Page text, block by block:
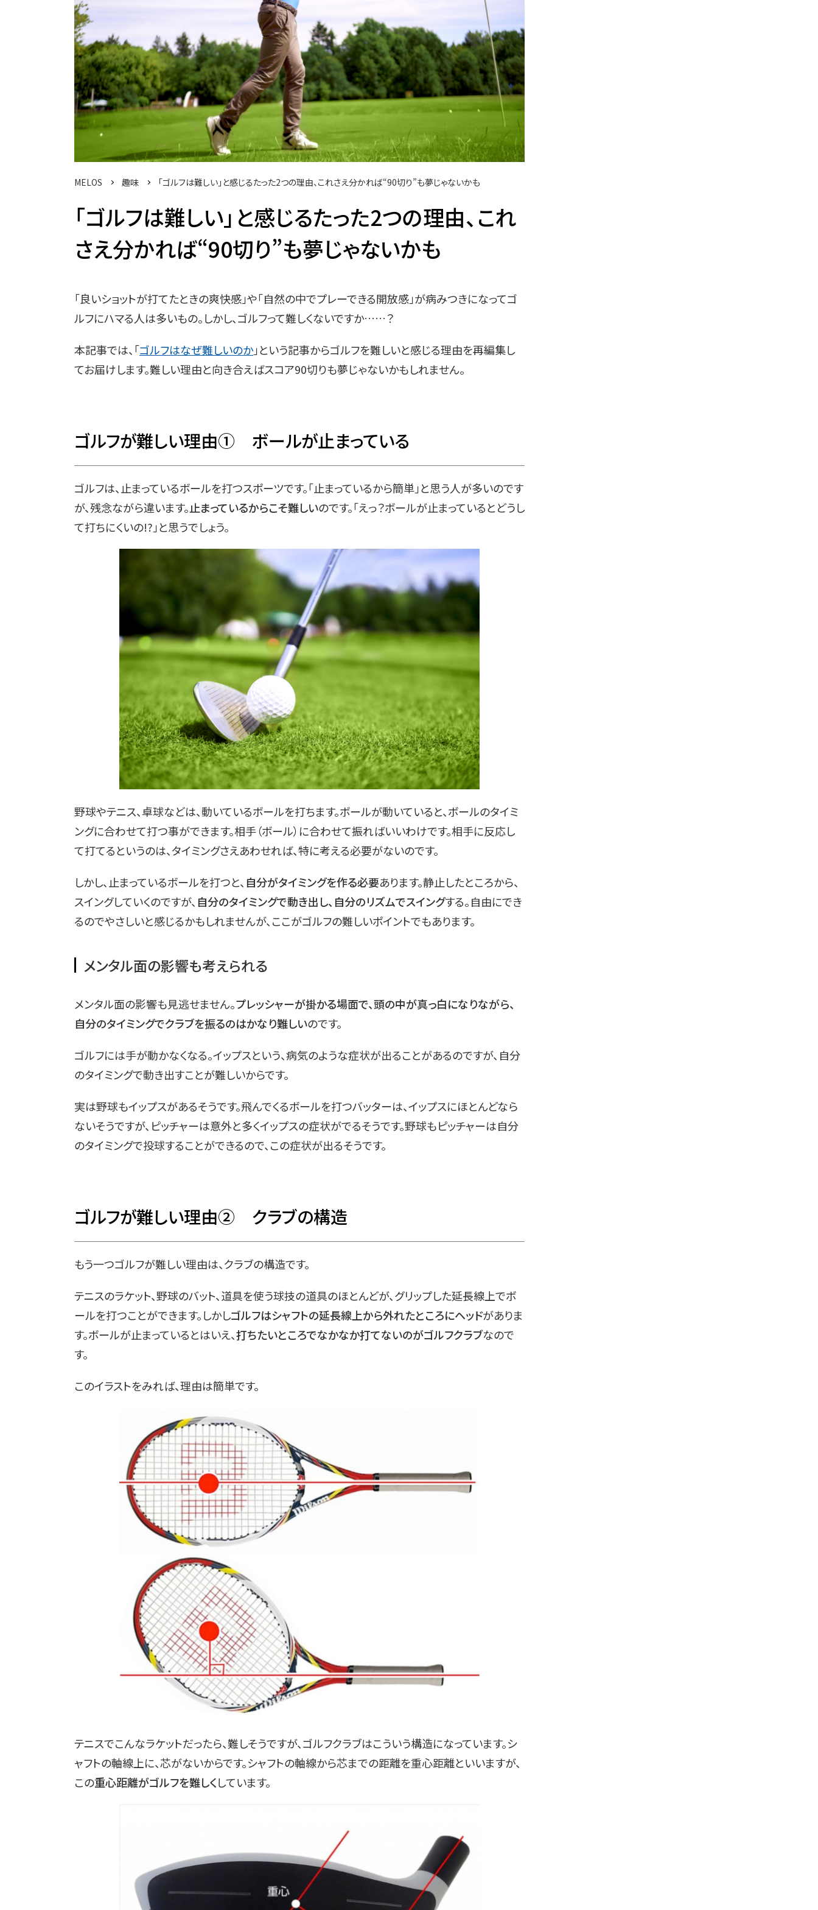
MELOS 趣味 「ゴルフは難しい」と感じるたった2つの理由、これさえ分かれば“90切り”も夢じゃないかも
「ゴルフは難しい」と感じるたった2つの理由、これ
さえ分かれば“90切り”も夢じゃないかも
「良いショットが打てたときの爽快感」や「自然の中でプレーできる開放感」が病みつきになってゴ
ルフにハマる人は多いもの。しかし、ゴルフって難しくないですか……？
本記事では、「ゴルフはなぜ難しいのか」という記事からゴルフを難しいと感じる理由を再編集し
てお届けします。難しい理由と向き合えばスコア90切りも夢じゃないかもしれません。
ゴルフが難しい理由① ボールが止まっている
ゴルフは、止まっているボールを打つスポーツです。「止まっているから簡単」と思う人が多いのです
が、残念ながら違います。止まっているからこそ難しいのです。「えっ？ボールが止まっているとどうし
て打ちにくいの!?」と思うでしょう。
野球やテニス、卓球などは、動いているボールを打ちます。ボールが動いていると、ボールのタイミ
ングに合わせて打つ事ができます。相手（ボール）に合わせて振ればいいわけです。相手に反応し
て打てるというのは、タイミングさえあわせれば、特に考える必要がないのです。
しかし、止まっているボールを打つと、 自分がタイミングを作る必要あります。静止したところから、
スイングしていくのですが、 自分のタイミングで動き出し、自分のリズムでスイングする。自由にでき
るのでやさしいと感じるかもしれませんが、ここがゴルフの難しいポイントでもあります。
メンタル面の影響も考えられる
メンタル面の影響も見逃せません。プレッシャーが掛かる場面で、頭の中が真っ白になりながら、
自分のタイミングでクラブを振るのはかなり難しいのです。
ゴルフには手が動かなくなる。イップスという、病気のような症状が出ることがあるのですが、自分
のタイミングで動き出すことが難しいからです。
実は野球もイップスがあるそうです。飛んでくるボールを打つバッターは、イップスにほとんどなら
ないそうですが、ピッチャーは意外と多くイップスの症状がでるそうです。野球もピッチャーは自分
のタイミングで投球することができるので、この症状が出るそうです。
ゴルフが難しい理由② クラブの構造
もう一つゴルフが難しい理由は、クラブの構造です。
テニスのラケット、野球のバット、道具を使う球技の道具のほとんどが、グリップした延長線上でボ
ールを打つことができます。しかしゴルフはシャフトの延長線上から外れたところにヘッドがありま
す。ボールが止まっているとはいえ、打ちたいところでなかなか打てないのがゴルフクラブなので
す。
このイラストをみれば、理由は簡単です。
テニスでこんなラケットだったら、難しそうですが、ゴルフクラブはこういう構造になっています。シ
ャフトの軸線上に、芯がないからです。シャフトの軸線から芯までの距離を重心距離といいますが、
この重心距離がゴルフを難しくしています。